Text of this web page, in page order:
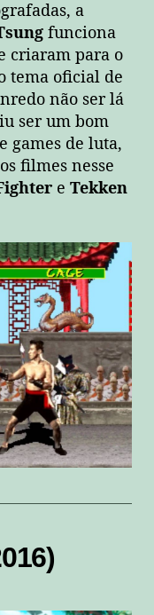
a
funciona
criaram para o
tema oficial de
não ser lá
ser um bom
games de luta,
filmes nesse
e Tekken